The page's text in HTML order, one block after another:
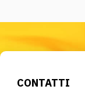
CONTATTI